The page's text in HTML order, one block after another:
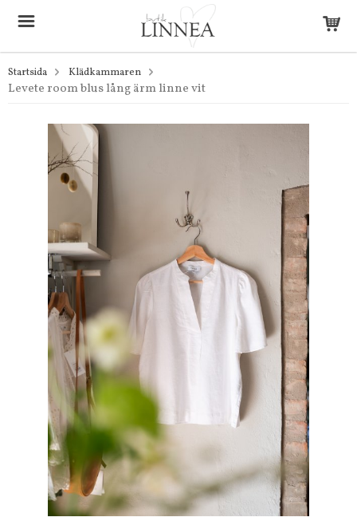
Startsida Klädkammaren
Levete room blus lång ärm linne vit